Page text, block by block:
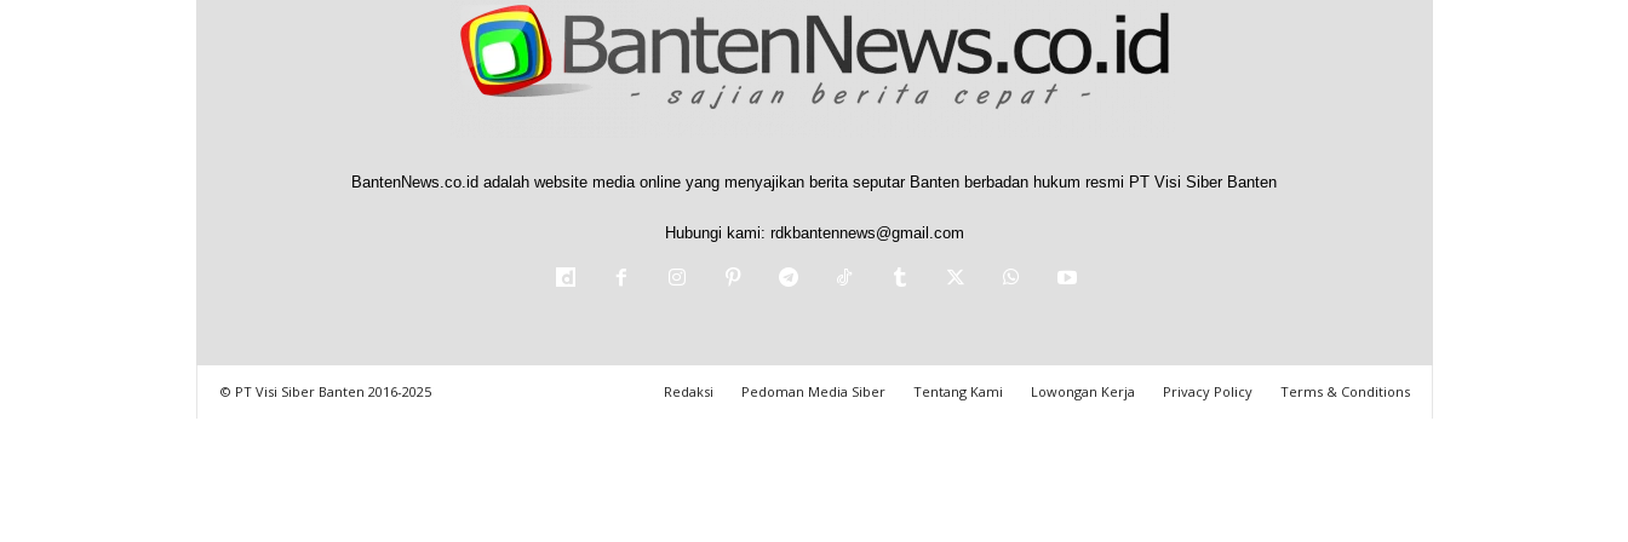
BantenNews.co.id adalah website media online yang menyajikan berita seputar Banten berbadan hukum resmi PT Visi Siber Banten
Hubungi kami: rdkbantennews@gmail.com
Redaksi Pedoman Media Siber Tentang Kami Lowongan Kerja Privacy Policy Terms & Conditions
© PT Visi Siber Banten 2016-2025